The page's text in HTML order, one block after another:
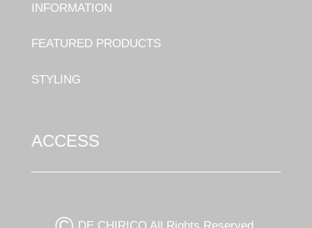
INFORMATION
FEATURED PRODUCTS
STYLING
ACCESS
DE CHIRICO All Rights Reserved.